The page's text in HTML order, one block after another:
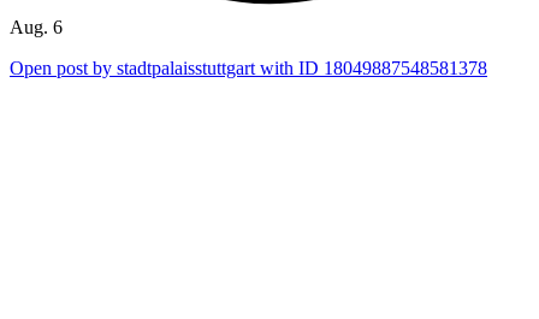
Aug. 6
Open post by stadtpalaisstuttgart with ID 18049887548581378